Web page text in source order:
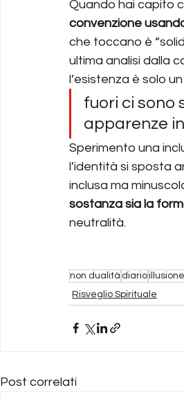
Quando hai capito
convenzione
che toccano è
ultima analisi dalla
l’esistenza è solo
fuori ci sono
apparenze
Sperimento una
l’identità si sposta
inclusa ma
sostanza sia la
neutralità.
non dualità diario
Risveglio Spirituale
Post correlati